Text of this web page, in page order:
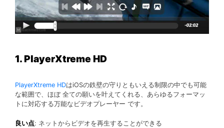
1. PlayerXtreme HD
PlayerXtreme HDはiOSの鉄壁の守りともいえる制限の中でも可能
な範囲で、ほぼ 全ての願いを叶えてくれる、あらゆるフォーマッ
トに対応する万能なビデオプレーヤー です。
良い点: ネットからビデオを再生することができる